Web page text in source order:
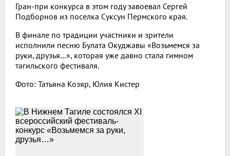
Гран-при конкурса в этом году завоевал Сергей
Подборнов из поселка Суксун Пермского края.
В финале по традиции участники и зрители
исполнили песню Булата Окуджавы «Возьмемся за
руки, друзья…», которая уже давно стала гимном
тагильского фестиваля.
Фото: Татьяна Козяр, Юлия Кистер
Все новости